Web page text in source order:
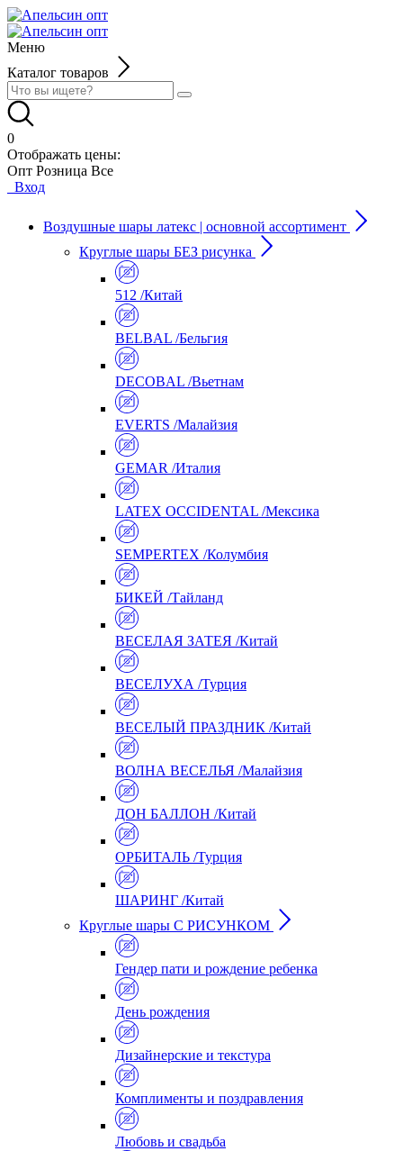
Меню
Каталог товаров
0
Отображать цены:
Опт Розница Все
Вход
Воздушные шары латекс | основной ассортимент
Круглые шары БЕЗ рисунка
512 /Китай
BELBAL /Бельгия
DECOBAL /Вьетнам
EVERTS /Малайзия
GEMAR /Италия
LATEX OCCIDENTAL /Мексика
SEMPERTEX /Колумбия
БИКЕЙ /Тайланд
ВЕСЕЛАЯ ЗАТЕЯ /Китай
ВЕСЕЛУХА /Турция
ВЕСЕЛЫЙ ПРАЗДНИК /Китай
ВОЛНА ВЕСЕЛЬЯ /Малайзия
ДОН БАЛЛОН /Китай
ОРБИТАЛЬ /Турция
ШАРИНГ /Китай
Круглые шары С РИСУНКОМ
Гендер пати и рождение ребенка
День рождения
Дизайнерские и текстура
Комплименты и поздравления
Любовь и свадьба